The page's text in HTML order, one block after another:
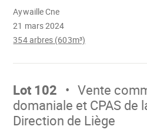
21 mars 2024
Aywaille Cne
354 arbres (603m³)
Aller
Lot 102
Vente
domaniale et CPAS de
Direction de Liège